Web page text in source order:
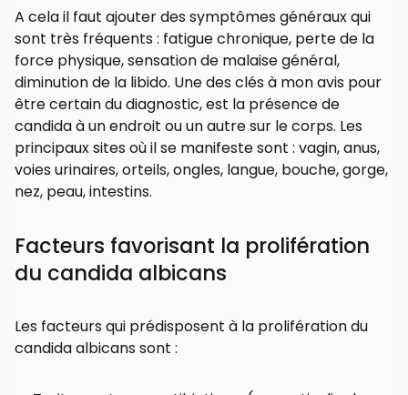
A cela il faut ajouter des symptômes généraux qui
sont très fréquents : fatigue chronique, perte de la
force physique, sensation de malaise général,
diminution de la libido. Une des clés à mon avis pour
être certain du diagnostic, est la présence de
candida à un endroit ou un autre sur le corps. Les
principaux sites où il se manifeste sont : vagin, anus,
voies urinaires, orteils, ongles, langue, bouche, gorge,
nez, peau, intestins.
Facteurs favorisant la prolifération
du candida albicans
Les facteurs qui prédisposent à la prolifération du
candida albicans sont :